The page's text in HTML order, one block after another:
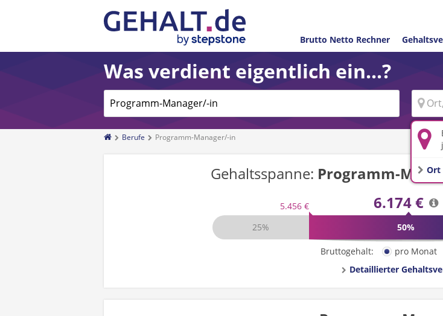
Brutto Netto Rechner
Was verdient eigentlich ein...?
Ort
Berufe Programm-Manager/-in
Gehaltsspanne: Programm-
5.456 € 6.174 €
25%
50%
Bruttogehalt: pro Monat
Detaillierter